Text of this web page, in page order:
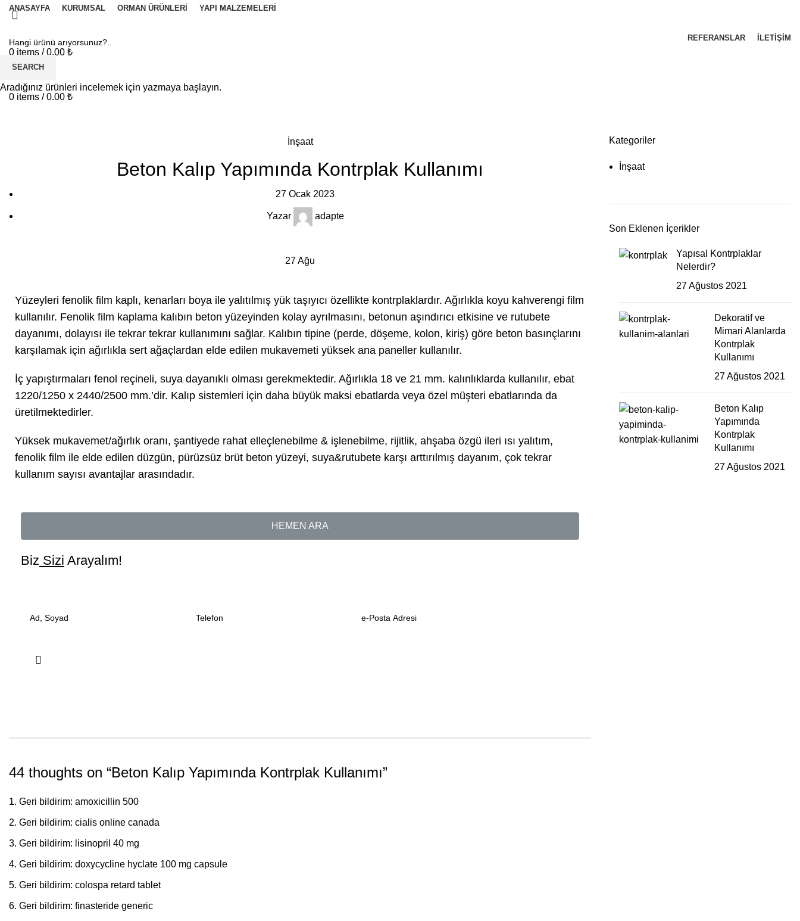
ANASAYFA KURUMSAL ORMAN ÜRÜNLERI YAPI MALZEMELERI
REFERANSLAR İLETIŞIM
0 items / 0.00 ₺
Menu
0 items / 0.00 ₺
İnşaat
Beton Kalıp Yapımında Kontrplak Kullanımı
27 Ocak 2023
Yazar adapte
27Ağu
Yüzeyleri fenolik film kaplı, kenarları boya ile yalıtılmış yük taşıyıcı özellikte kontrplaklardır. Ağırlıkla koyu kahverengi film
kullanılır. Fenolik film kaplama kalıbın beton yüzeyinden kolay ayrılmasını, betonun aşındırıcı etkisine ve rutubete
dayanımı, dolayısı ile tekrar tekrar kullanımını sağlar. Kalıbın tipine (perde, döşeme, kolon, kiriş) göre beton basınçlarını
karşılamak için ağırlıkla sert ağaçlardan elde edilen mukavemeti yüksek ana paneller kullanılır.
İç yapıştırmaları fenol reçineli, suya dayanıklı olması gerekmektedir. Ağırlıkla 18 ve 21 mm. kalınlıklarda kullanılır, ebat
1220/1250 x 2440/2500 mm.’dir. Kalıp sistemleri için daha büyük maksi ebatlarda veya özel müşteri ebatlarında da
üretilmektedirler.
Yüksek mukavemet/ağırlık oranı, şantiyede rahat elleçlenebilme & işlenebilme, rijitlik, ahşaba özgü ileri ısı yalıtım,
fenolik film ile elde edilen düzgün, pürüzsüz brüt beton yüzeyi, suya&rutubete karşı arttırılmış dayanım, çok tekrar
kullanım sayısı avantajlar arasındadır.
HEMEN ARA
Biz Sizi Arayalım!
44 thoughts on “Beton Kalıp Yapımında Kontrplak Kullanımı”
Geri bildirim: amoxicillin 500
Geri bildirim: cialis online canada
Geri bildirim: lisinopril 40 mg
Geri bildirim: doxycycline hyclate 100 mg capsule
Geri bildirim: colospa retard tablet
Geri bildirim: finasteride generic
Kategoriler
İnşaat
Son Eklenen İçerikler
Yapısal Kontrplaklar
Nelerdir?
27 Ağustos 2021
Dekoratif ve
Mimari Alanlarda
Kontrplak
Kullanımı
27 Ağustos 2021
Beton Kalıp
Yapımında
Kontrplak
Kullanımı
27 Ağustos 2021
SEARCH
Aradığınız ürünleri incelemek için yazmaya başlayın.